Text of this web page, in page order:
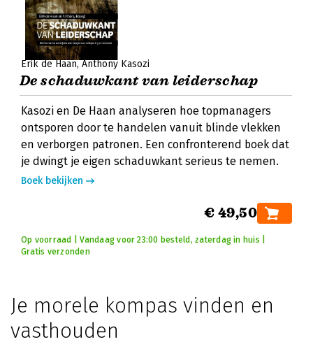
Erik de Haan Anthony Kasozi
De schaduwkant van leiderschap
Kasozi en De Haan analyseren hoe topmanagers
ontsporen door te handelen vanuit blinde vlekken
en verborgen patronen. Een confronterend boek dat
je dwingt je eigen schaduwkant serieus te nemen.
Boek bekijken
€ 49,50
Op voorraad | Vandaag voor 23:00 besteld, zaterdag in huis |
Gratis verzonden
Je morele kompas vinden en
vasthouden